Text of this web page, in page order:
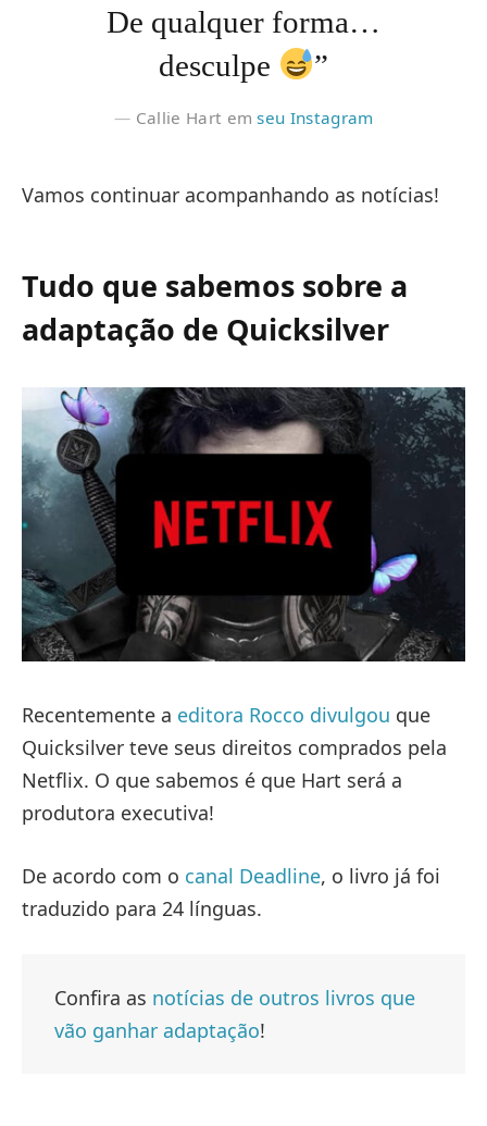
De qualquer forma…
desculpe
”
Callie Hart emseu Instagram
Vamos continuar acompanhando as notícias!
Tudo que sabemos sobre a
adaptação de Quicksilver
Recentemente a editora Rocco divulgou que
Quicksilver teve seus direitos comprados pela
Netflix. O que sabemos é que Hart será a
produtora executiva!
De acordo com o canal Deadline, o livro já foi
traduzido para 24 línguas.
Confira as notícias de outros livros que
vão ganhar adaptação!